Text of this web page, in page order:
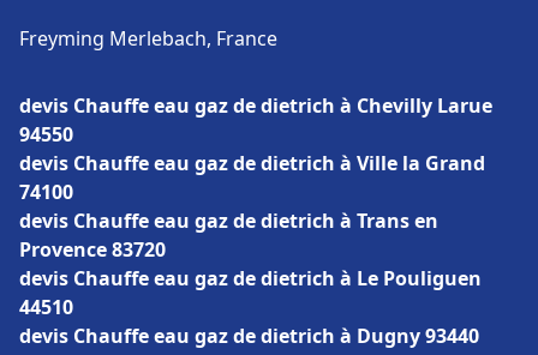
Freyming Merlebach, France
devis Chauffe eau gaz de dietrich à Chevilly Larue
94550
devis Chauffe eau gaz de dietrich à Ville la Grand
74100
devis Chauffe eau gaz de dietrich à Trans en
Provence 83720
devis Chauffe eau gaz de dietrich à Le Pouliguen
44510
devis Chauffe eau gaz de dietrich à Dugny 93440